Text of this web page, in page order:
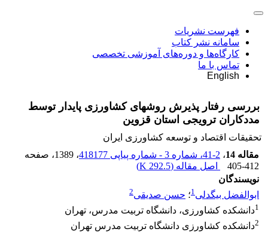
فهرست نشریات
سامانه نشر کتاب
کارگاه‌ها و دوره‌های آموزشی تخصصی
تماس با ما
English
بررسی رفتار پذیرش روش‎های کشاورزی پایدار توسط
مددکاران ترویجی استان قزوین
تحقیقات اقتصاد و توسعه کشاورزی ایران
مقاله 14
، 2-41، شماره 3 - شماره پیاپی 418177 ، 1389
، صفحه
405-412
اصل مقاله (292.5 K
)
نویسندگان
ابوالفضل بیگدلی1؛ حسن صدیقی2
1دانشکده کشاورزی، دانشگاه تربیت مدرس، تهران
2دانشکده کشاورزی دانشگاه تربیت مدرس تهران